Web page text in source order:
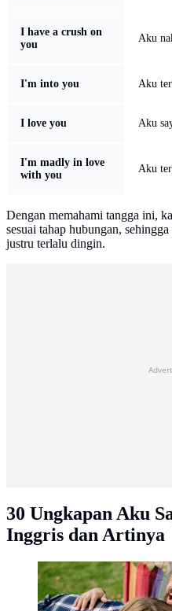
I have a crush on
you
Aku
I'm into you Aku
I love you Aku
I'm madly in love
with you
Aku
Dengan memahami tangga ini,
sesuai tahap hubungan,
justru terlalu dingin.
30 Ungkapan Aku
Inggris dan Artinya